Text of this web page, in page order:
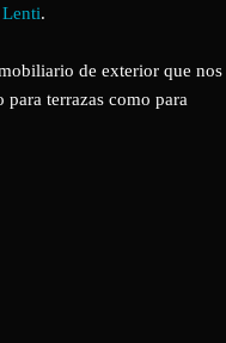
Lenti.
de exterior que nos
terrazas como para